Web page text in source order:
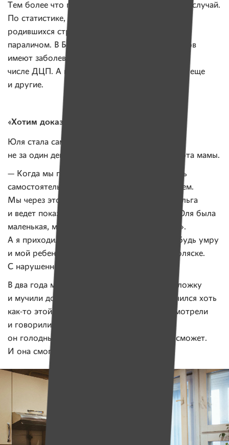
Тем более что проблема Юли — не единичный случай.
По статистике, во всем мире двое из тысячи
родившихся страдают детским церебральным
параличом. В Беларуси 70–80% детей-инвалидов
имеют заболевания нервной системы, в том
числе ДЦП. А ведь кроме этого диагноза есть еще
и другие.
«Хотим доказать, что все возможно»
Юля стала самостоятельной и инициативной
не за один день. За ее плечами — долгая работа мамы.
— Когда мы говорим, что надо пытаться быть
самостоятельными, мы это не с потолка берем.
Мы через это проходили сами, — говорит Ольга
и ведет показывать нам квартиру. — Когда Юля была
маленькая, меня все называли «мама-гестапо».
А я приходила в ужас от того, что когда-нибудь умру
и мой ребенок останется без помощи. На коляске.
С нарушенной координацией.
В два года мы привязывали к Юлиной руке ложку
и мучили до посинения, чтобы человек научился хоть
как-то этой ложкой манипулировать. Все смотрели
и говорили: мама, боже, покорми ребенка,
он голодный! А я отвечала: захочет есть — сможет.
И она смогла.